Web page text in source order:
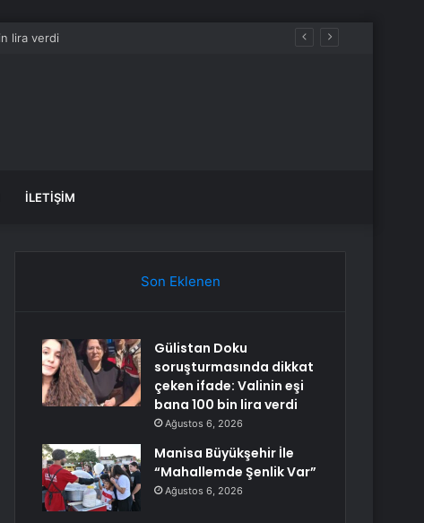
İLETIŞIM
Son Eklenen
Gülistan Doku
soruşturmasında dikkat
çeken ifade: Valinin eşi
bana 100 bin lira verdi
Ağustos 6, 2026
Manisa Büyükşehir İle
“Mahallemde Şenlik Var”
Ağustos 6, 2026